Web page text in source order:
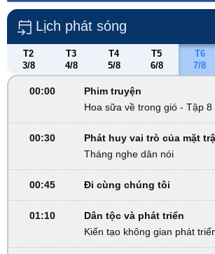
Lịch phát sóng
T2
3/8
T3
4/8
T4
5/8
T5
6/8
T6
7/8
00:00
Phim truyện
Hoa sữa về trong gió - Tập 8
00:30
Phát huy vai trò của mặt
Tháng nghe dân nói
00:45 Đi cùng chúng tôi
01:10
Dân tộc và phát triển
Kiến tạo không gian phát